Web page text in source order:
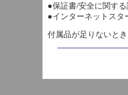
●保証書/安全に関す
●インターネットスタ
付属品が足りないと